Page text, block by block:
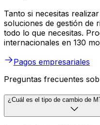
Tanto si necesitas
soluciones de gestión de
todo lo que necesitas.
internacionales en 130
Pagos empresariales
Preguntas frecuentes
¿Cuál es el tipo de cambio de